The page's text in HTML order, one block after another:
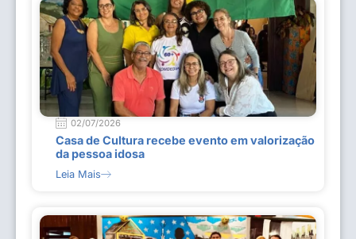
02/07/2026
Casa de Cultura recebe evento em valorização
da pessoa idosa
Leia Mais